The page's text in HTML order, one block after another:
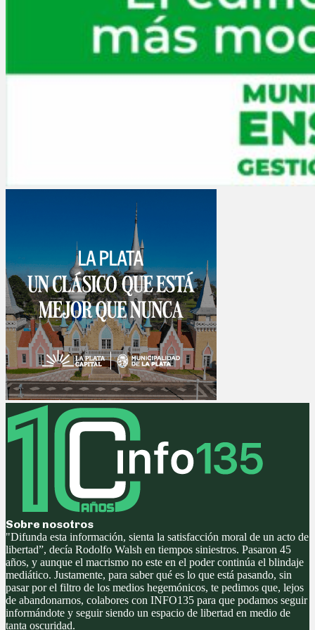
Sobre nosotros
"Difunda esta información, sienta la satisfacción moral de un acto de
libertad”, decía Rodolfo Walsh en tiempos siniestros. Pasaron 45
años, y aunque el macrismo no este en el poder continúa el blindaje
mediático. Justamente, para saber qué es lo que está pasando, sin
pasar por el filtro de los medios hegemónicos, te pedimos que, lejos
de abandonarnos, colabores con INFO135 para que podamos seguir
informándote y seguir siendo un espacio de libertad en medio de
tanta oscuridad.